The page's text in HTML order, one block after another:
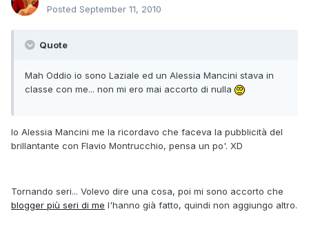
Posted September 11, 2010
Quote
Mah Oddio io sono Laziale ed un Alessia Mancini stava in
classe con me... non mi ero mai accorto di nulla
Io Alessia Mancini me la ricordavo che faceva la pubblicità del
brillantante con Flavio Montrucchio, pensa un po'. XD
Tornando seri... Volevo dire una cosa, poi mi sono accorto che
blogger più seri di me l'hanno già fatto, quindi non aggiungo altro.